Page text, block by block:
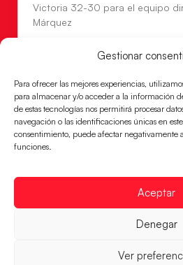
Gestionar
Para ofrecer las mejores experiencias,
para almacenar y/o acceder a la información
de estas tecnologías nos permitirá procesar
navegación o las identificaciones únicas en
consentimiento, puede afectar negativamente
funciones.
Aceptar
Denegar
Ver
Victoria 32-30 para el equipo
Márquez
en la Main Round